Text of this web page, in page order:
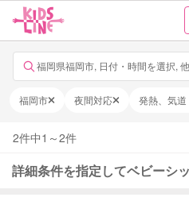
福岡県福岡市, 日付・時間を選択,
福岡市 夜間対応 発熱、気
2件中1 ～2件
詳細条件を指定してベビーシ